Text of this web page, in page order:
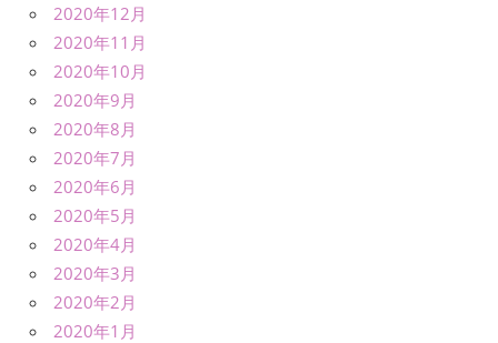
2020年12月
2020年11月
2020年10月
2020年9月
2020年8月
2020年7月
2020年6月
2020年5月
2020年4月
2020年3月
2020年2月
2020年1月